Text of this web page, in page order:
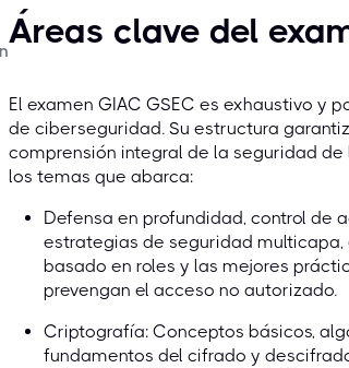
Áreas clave del
El examen GIAC GSEC es exhaustivo y
de ciberseguridad. Su estructura
comprensión integral de la seguridad
los temas que abarca:
Defensa en profundidad, control de
estrategias de seguridad
basado en roles y las mejores
prevengan el acceso no autorizado.
Criptografía: Conceptos básicos,
fundamentos del cifrado y